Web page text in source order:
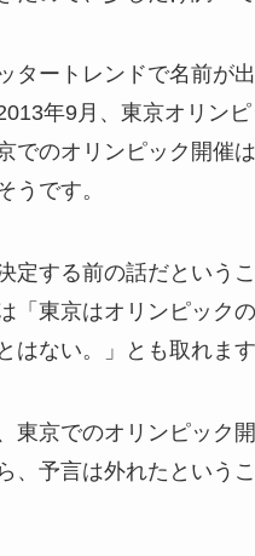
タートレンドで名前が
年9月、東京オリン
でのオリンピック開催
うです。
定する前の話だという
「東京はオリンピック
はない。」とも取れま
東京でのオリンピック
、予言は外れたという